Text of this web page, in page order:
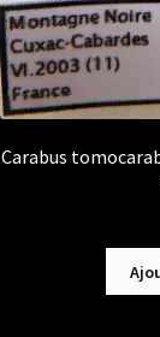
Carabus